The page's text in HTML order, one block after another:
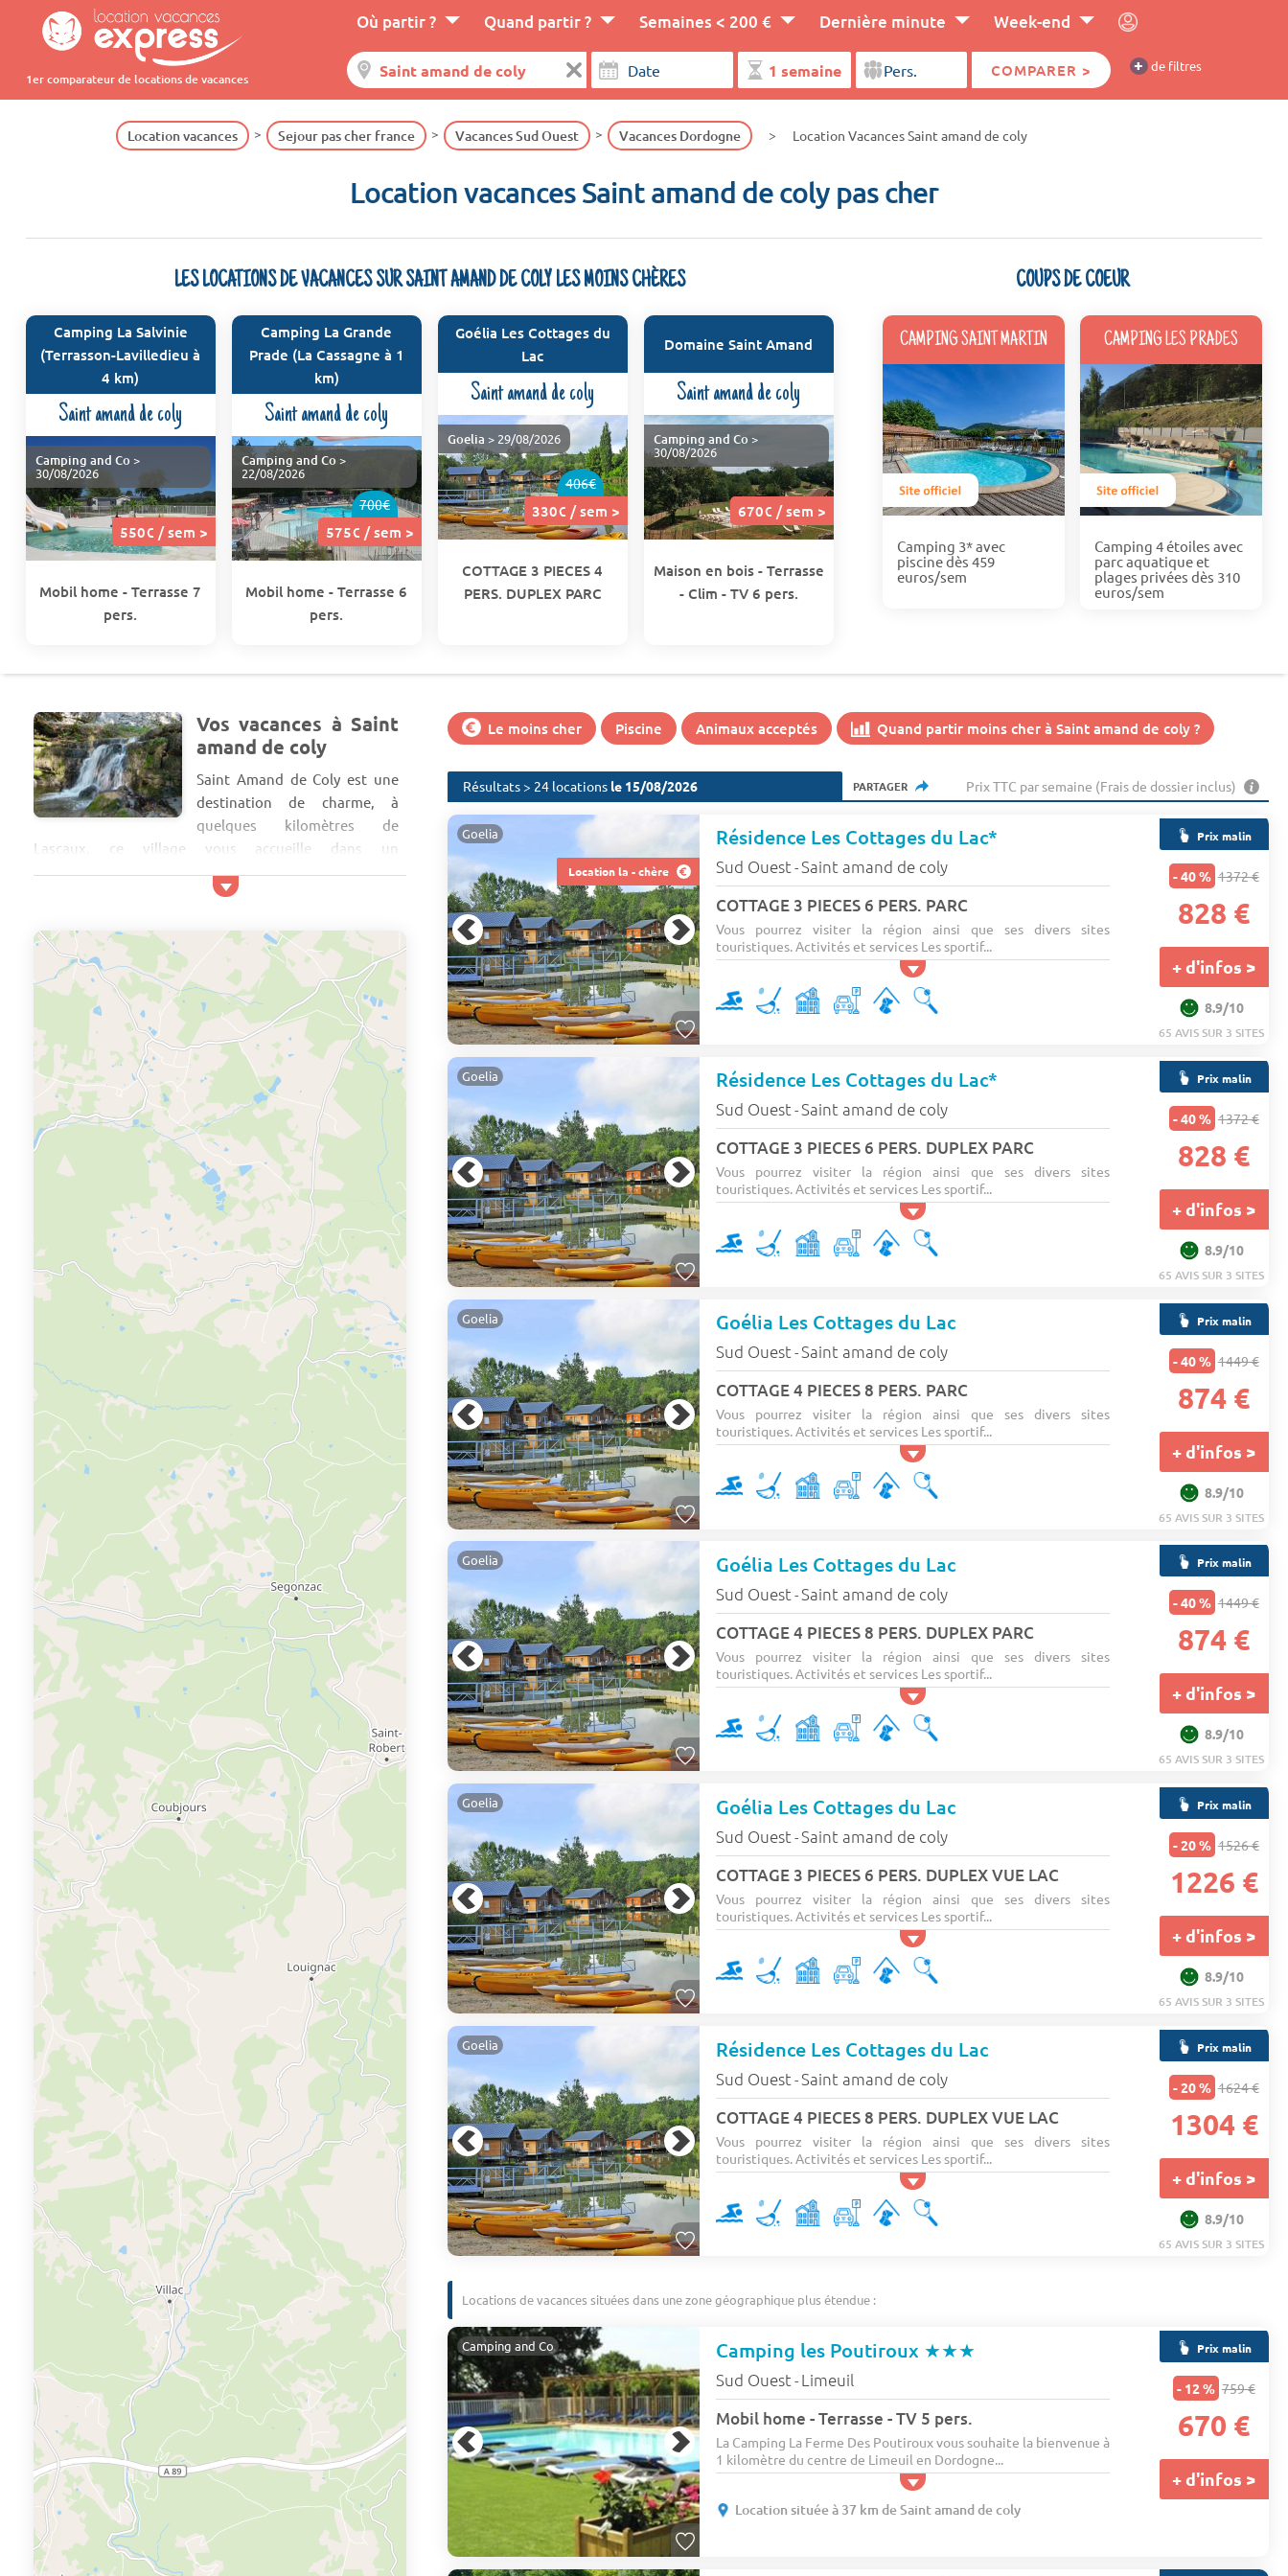
1er comparateur de locations de vacances
Où partir ? Quand partir ? Semaines < 200 € Dernière minute Week-end
COMPARER > + de filtres
Location vacances Sejour pas cher france Vacances Sud Ouest Vacances Dordogne Location Vacances Saint amand de coly
Location vacances Saint amand de coly pas cher
LES LOCATIONS DE VACANCES SUR SAINT AMAND DE COLY LES MOINS CHÈRES
Camping La Salvinie
(Terrasson-Lavilledieu à
4 km)
Saint amand de coly
550€ / sem >
Camping and Co >
30/08/2026
Mobil home - Terrasse 7
pers.
Camping La Grande
Prade (La Cassagne à 1
km)
Saint amand de coly
700€
575€ / sem >
Camping and Co>
22/08/2026
Mobil home - Terrasse 6
pers.
Goélia Les Cottages du
Lac
Saint amand de coly
406€
330€ / sem >
Goelia > 29/08/2026
COTTAGE 3 PIECES 4
PERS. DUPLEX PARC
Domaine Saint Amand
Saint amand de coly
670€ / sem >
Camping and Co >
30/08/2026
Maison en bois - Terrasse
- Clim - TV 6 pers.
COUPS DE COEUR
CAMPING SAINT MARTIN
Camping 3* avec
piscine dès 459
euros/sem
CAMPING LES PRADES
Camping 4 étoiles avec
parc aquatique et
plages privées dès 310
euros/sem
Vos vacances à Saint
amand de coly
Saint Amand de Coly est une
destination de charme, à
quelques kilomètres de
Lascaux, ce village vous accueille dans un
environnement boisé. Vous pourrez découvrir le
Périgord Noir et ses sites préhistoriques, ses grottes et
Amand de Coly. La Dordogne, fameuse pour sa
gastronomie, vous propose aussi des activités sportives
telles que les randonnées à pied ou en vélo, l’équita...
Le moins cher Piscine Animaux acceptés Quand partir moins cher à Saint amand de coly ?
Résultats > 24 locations le 15/08/2026 PARTAGER Prix TTC par semaine (Frais de dossier inclus)
Location la - chère
Goelia Résidence Les Cottages du Lac*
Sud Ouest-Saint amand de coly
COTTAGE 3 PIECES 6 PERS. PARC
Vous pourrez visiter la région ainsi que ses divers sites
touristiques. Activités et services Les sportif...
Prix malin
- 40 % 1372 €
828 €
+ d'infos >
8.9/10
65 AVIS SUR 3 SITES
Goelia Résidence Les Cottages du Lac*
Sud Ouest -Saint amand de coly
COTTAGE 3 PIECES 6 PERS. DUPLEX PARC
Vous pourrez visiter la région ainsi que ses divers sites
touristiques. Activités et services Les sportif...
Prix malin
- 40 % 1372 €
828 €
+ d'infos >
8.9/10
65 AVIS SUR 3 SITES
Goelia Goélia Les Cottages du Lac
Sud Ouest -Saint amand de coly
COTTAGE 4 PIECES 8 PERS. PARC
Vous pourrez visiter la région ainsi que ses divers sites
touristiques. Activités et services Les sportif...
Prix malin
- 40 % 1449 €
874 €
+ d'infos >
8.9/10
65 AVIS SUR 3 SITES
Goelia Goélia Les Cottages du Lac
Sud Ouest -Saint amand de coly
COTTAGE 4 PIECES 8 PERS. DUPLEX PARC
Vous pourrez visiter la région ainsi que ses divers sites
touristiques. Activités et services Les sportif...
Prix malin
- 40 % 1449 €
874 €
+ d'infos >
8.9/10
65 AVIS SUR 3 SITES
Goelia Goélia Les Cottages du Lac
Sud Ouest -Saint amand de coly
COTTAGE 3 PIECES 6 PERS. DUPLEX VUE LAC
Vous pourrez visiter la région ainsi que ses divers sites
touristiques. Activités et services Les sportif...
Prix malin
- 20 % 1526 €
1226 €
+ d'infos >
8.9/10
65 AVIS SUR 3 SITES
Goelia Résidence Les Cottages du Lac
Sud Ouest -Saint amand de coly
COTTAGE 4 PIECES 8 PERS. DUPLEX VUE LAC
Vous pourrez visiter la région ainsi que ses divers sites
touristiques. Activités et services Les sportif...
Prix malin
- 20 % 1624 €
1304 €
+ d'infos >
8.9/10
65 AVIS SUR 3 SITES
Locations de vacances situées dans une zone géographique plus étendue :
Camping and Co Camping les Poutiroux ★★★
Sud Ouest - Limeuil
Mobil home - Terrasse - TV 5 pers.
La Camping La Ferme Des Poutiroux vous souhaite la bienvenue à
1 kilomètre du centre de Limeuil en Dordogne...
Location située à 37 km de Saint amand de coly
Prix malin
- 12 % 759 €
670 €
+ d'infos >